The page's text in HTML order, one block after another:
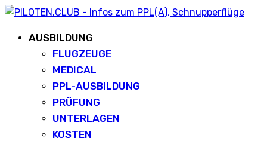
AUSBILDUNG
FLUGZEUGE
MEDICAL
PPL-AUSBILDUNG
PRÜFUNG
UNTERLAGEN
KOSTEN